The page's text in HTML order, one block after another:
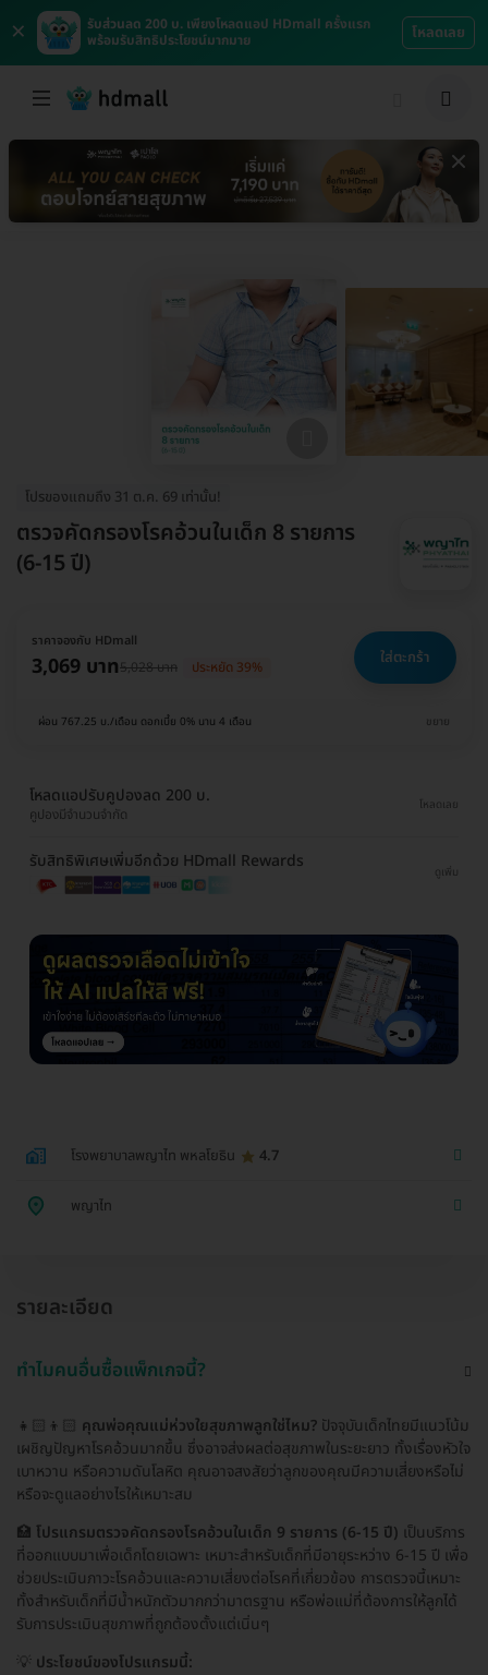
×
รับส่วนลด 200 บ. เพียงโหลดแอป HDmall ครั้งแรก
พร้อมรับสิทธิประโยชน์มากมาย
โหลดเลย
โปรของแถมถึง 31 ต.ค. 69 เท่านั้น!
ตรวจคัดกรองโรคอ้วนในเด็ก 8 รายการ
(6-15 ปี)
ราคาจองกับ HDmall
3,069 บาท5,028 บาท ประหยัด 39% ใส่ตะกร้า
ผ่อน 767.25 บ./เดือน ดอกเบี้ย 0% นาน 4 เดือน ขยาย
โหลดแอปรับคูปองลด 200 บ.
คูปองมีจำนวนจำกัด
โหลดเลย
รับสิทธิพิเศษเพิ่มอีกด้วย HDmall Rewards
ดูเพิ่ม
โรงพยาบาลพญาไท พหลโยธิน 4.7
พญาไท
รายละเอียด
ทำไมคนอื่นซื้อแพ็กเกจนี้?
👧🏻👦🏻 คุณพ่อคุณแม่ห่วงใยสุขภาพลูกใช่ไหม? ปัจจุบันเด็กไทยมีแนวโน้ม
เผชิญปัญหาโรคอ้วนมากขึ้น ซึ่งอาจส่งผลต่อสุขภาพในระยะยาว ทั้งเรื่องหัวใจ
เบาหวาน หรือความดันโลหิต คุณอาจสงสัยว่าลูกของคุณมีความเสี่ยงหรือไม่
หรือจะดูแลอย่างไรให้เหมาะสม
🏥 โปรแกรมตรวจคัดกรองโรคอ้วนในเด็ก 9 รายการ (6-15 ปี) เป็นบริการ
ที่ออกแบบมาเพื่อเด็กโดยเฉพาะ เหมาะสำหรับเด็กที่มีอายุระหว่าง 6-15 ปี เพื่อ
ช่วยประเมินภาวะโรคอ้วนและความเสี่ยงต่อโรคที่เกี่ยวข้อง การตรวจนี้เหมาะ
ทั้งสำหรับเด็กที่มีน้ำหนักตัวมากกว่ามาตรฐาน หรือพ่อแม่ที่ต้องการให้ลูกได้
รับการประเมินสุขภาพที่ถูกต้องตั้งแต่เนิ่นๆ
💡 ประโยชน์ของโปรแกรมนี้: